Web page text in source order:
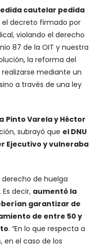
cautelar pedida
decreto firmado por
violando el derecho
87 de la OIT y nuestra
la reforma del
mediante un
a través de una ley
Pinto Varela y Héctor
subrayó que el DNU
Ejecutivo y vulneraba
de huelga
decir, aumentó la
garantizar de
de entre 50 y
. “En lo que respecta a
en el caso de los